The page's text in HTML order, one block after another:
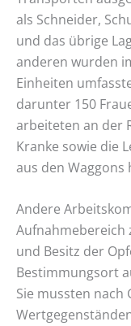
als Schneider,
und das übrige
anderen wurden
Einheiten
darunter 150
arbeiteten an der
Kranke sowie die
aus den Waggons
Andere
Aufnahmebereich
und Besitz der
Bestimmungsort
Sie mussten nach